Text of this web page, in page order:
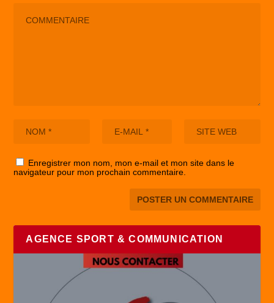
Enregistrer mon nom, mon e-mail et mon site dans le
navigateur pour mon prochain commentaire.
AGENCE SPORT & COMMUNICATION